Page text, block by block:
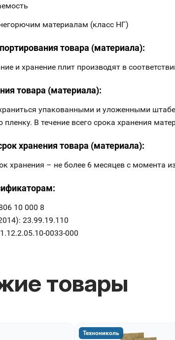
материалам (класс НГ)
товара (материала):
и хранение плит производят в
товара (материала):
упакованными и уложенными
пленку. В течение всего срока хранения
хранения товара (материала):
хранения – не более 6 месяцев с момента
10 000 8
23.99.19.110
0033-000
товары
Технониколь